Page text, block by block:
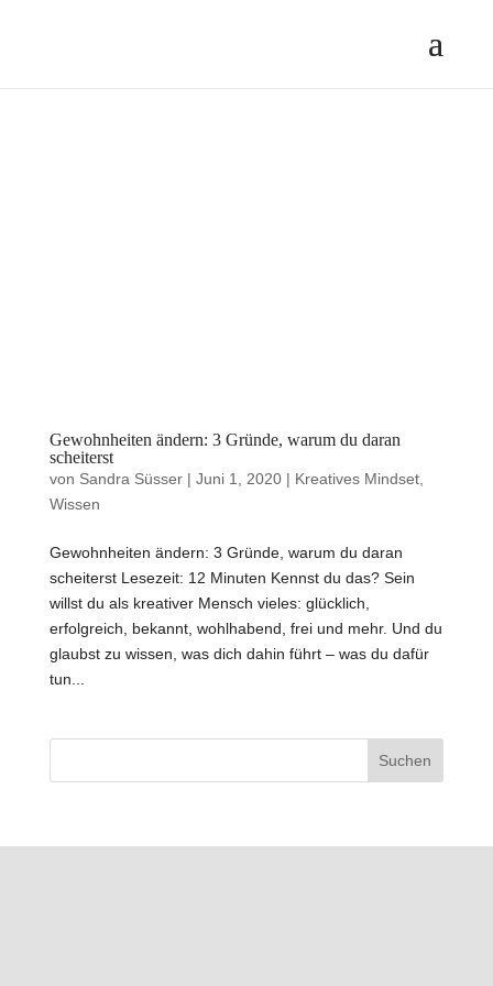
Gewohnheiten ändern: 3 Gründe, warum du daran
scheiterst
von Sandra Süsser| Juni 1, 2020| Kreatives Mindset,
Wissen
Gewohnheiten ändern: 3 Gründe, warum du daran
scheiterst Lesezeit: 12 Minuten Kennst du das? Sein
willst du als kreativer Mensch vieles: glücklich,
erfolgreich, bekannt, wohlhabend, frei und mehr. Und du
glaubst zu wissen, was dich dahin führt – was du dafür
tun...